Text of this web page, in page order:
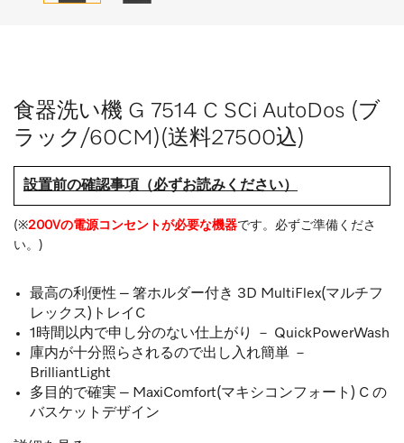
食器洗い機 G 7514 C SCi AutoDos (ブ
ラック/60CM)(送料27500込)
設置前の確認事項（必ずお読みください）
(※200Vの電源コンセントが必要な機器です。必ずご準備くださ
い。)
最高の利便性 – 箸ホルダー付き 3D MultiFlex(マルチフ
レックス)トレイC
1時間以内で申し分のない仕上がり － QuickPowerWash
庫内が十分照らされるので出し入れ簡単 －
BrilliantLight
多目的で確実 – MaxiComfort(マキシコンフォート) C の
バスケットデザイン